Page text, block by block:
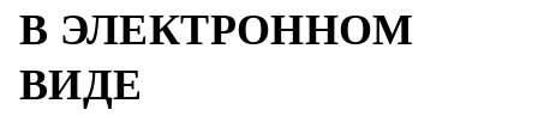
В ЭЛЕКТРОННОМ
ВИДЕ